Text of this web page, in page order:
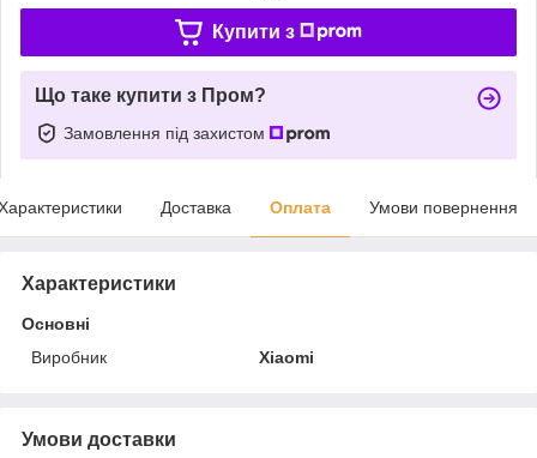
Купити з
Що таке купити з Пром?
Замовлення під захистом
Доставка Оплата Умови повернення
Характеристики
Основні
Виробник
Xiaomi
Умови доставки